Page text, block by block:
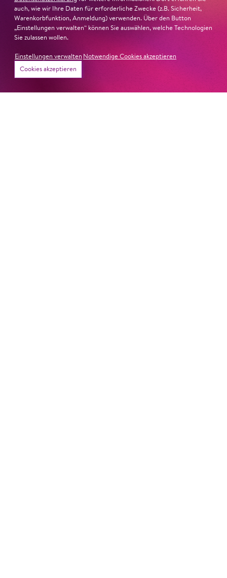
und ihre starke Bühnenpräsenz:
»In dem überwältigenden Farbenreichtum ihres Spiels
sind Auflehnung und Verletzlichkeit ebenso nachfühlbar
wie die verzweifelte Einsamkeit ihrer Figur.«
Begründung
auch, wie wir Ihre Daten für erforderliche Zwecke (z.B. Sicherheit,
Warenkorbfunktion, Anmeldung) verwenden. Über den Button
„Einstellungen verwalten“ können Sie auswählen, welche Technologien
Sie zulassen wollen.
Einstellungen verwalten Notwendige Cookies akzeptieren
Cookies akzeptieren